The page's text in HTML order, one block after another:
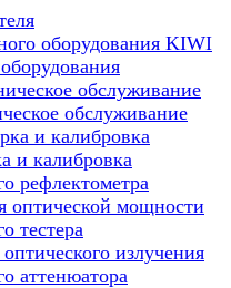
оборудования KIWI
обслуживание
обслуживание
и калибровка
рефлектометра
оптической мощности
тестера
излучения
аттенюатора